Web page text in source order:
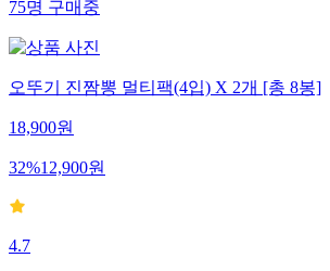
75명구매중
오뚜기 진짬뽕 멀티팩(4입) X 2개 [총 8봉]
18,900원
32%12,900원
4.7